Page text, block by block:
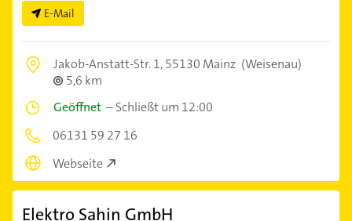
E-Mail
Jakob-Anstatt-Str. 1,55130 Mainz (Weisenau)
5,6 km
Geöffnet –Schließt um 12:00
06131 59 27 16
Webseite
Elektro Sahin GmbH